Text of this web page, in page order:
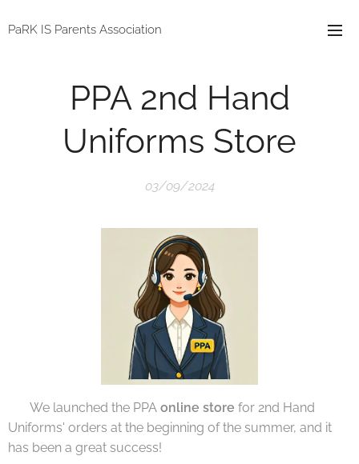
PaRK IS Parents Association
PPA 2nd Hand
Uniforms Store
03/09/2024
🇬🇧 We launched the PPA online store for 2nd Hand
Uniforms' orders at the beginning of the summer, and it
has been a great success!